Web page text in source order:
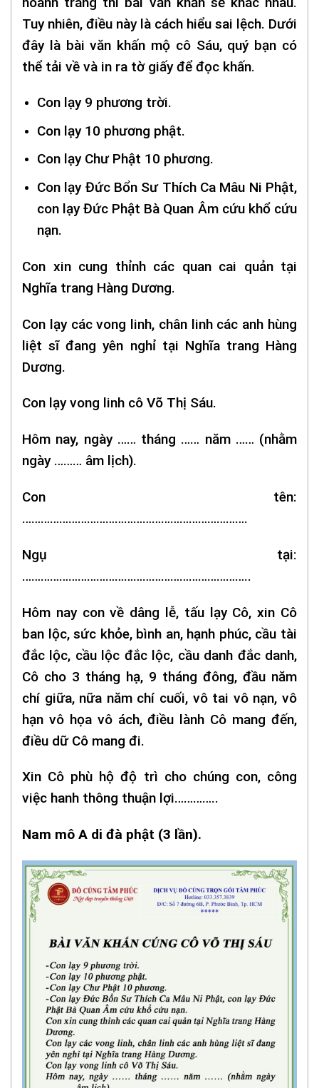
Tuy nhiên, điều này là cách hiểu sai lệch. Dưới
đây là bài văn khấn mộ cô Sáu, quý bạn có
thể tải về và in ra tờ giấy để đọc khấn.
Con lạy 9 phương trời.
Con lạy 10 phương phật.
Con lạy Chư Phật 10 phương.
Con lạy Đức Bổn Sư Thích Ca Mâu Ni Phật,
con lạy Đức Phật Bà Quan Âm cứu khổ cứu
nạn.
Con xin cung thỉnh các quan cai quản tại
Nghĩa trang Hàng Dương.
Con lạy các vong linh, chân linh các anh hùng
liệt sĩ đang yên nghỉ tại Nghĩa trang Hàng
Dương.
Con lạy vong linh cô Võ Thị Sáu.
Hôm nay, ngày …… tháng …… năm …… (nhằm
ngày ……… âm lịch).
Con tên:
……………………………………………………………….
Ngụ tại:
………………………………………………………………..
Hôm nay con về dâng lễ, tấu lạy Cô, xin Cô
ban lộc, sức khỏe, bình an, hạnh phúc, cầu tài
đắc lộc, cầu lộc đắc lộc, cầu danh đắc danh,
Cô cho 3 tháng hạ, 9 tháng đông, đầu năm
chí giữa, nữa năm chí cuối, vô tai vô nạn, vô
hạn vô họa vô ách, điều lành Cô mang đến,
điều dữ Cô mang đi.
Xin Cô phù hộ độ trì cho chúng con, công
việc hanh thông thuận lợi…………..
Nam mô A di đà phật (3 lần).